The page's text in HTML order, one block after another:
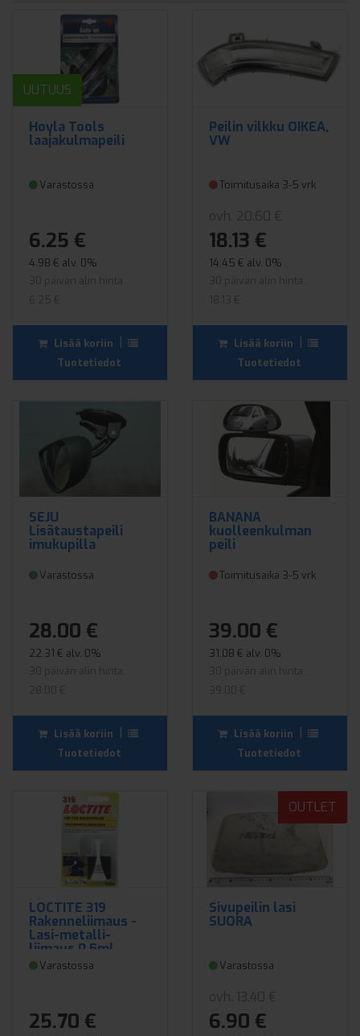
UUTUUS
Hoyla Tools
laajakulmapeili
Varastossa
6.25 €
4.98 € alv. 0%
30 päivän alin hinta:
6.25 €
Lisää koriin
Tuotetiedot
Peilin vilkku OIKEA,
VW
Toimitusaika 3-5 vrk
ovh. 20.60 €
18.13 €
14.45 € alv. 0%
30 päivän alin hinta:
18.13 €
Lisää koriin
Tuotetiedot
SEJU
Lisätaustapeili
imukupilla
Varastossa
28.00 €
22.31 € alv. 0%
30 päivän alin hinta:
28.00 €
Lisää koriin
Tuotetiedot
BANANA
kuolleenkulman
peili
Toimitusaika 3-5 vrk
39.00 €
31.08 € alv. 0%
30 päivän alin hinta:
39.00 €
Lisää koriin
Tuotetiedot
LOCTITE 319
Rakenneliimaus -
Lasi-metalli-
liimaus 0,5ml
Varastossa
25.70 €
OUTLET
Sivupeilin lasi
SUORA
Varastossa
ovh. 13.40 €
6.90 €